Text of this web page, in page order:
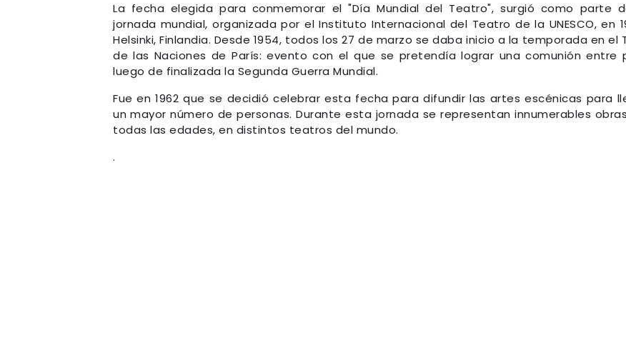
La fecha elegida para conmemorar el "Día Mundial del Teatro", surgió como parte
jornada mundial, organizada por el Instituto Internacional del Teatro de la UNESCO, en
Helsinki, Finlandia. Desde 1954, todos los 27 de marzo se daba inicio a la temporada en el
de las Naciones de París: evento con el que se pretendía lograr una comunión entre
luego de finalizada la Segunda Guerra Mundial.
Fue en 1962 que se decidió celebrar esta fecha para difundir las artes escénicas para
un mayor número de personas. Durante esta jornada se representan innumerables
todas las edades, en distintos teatros del mundo.
.